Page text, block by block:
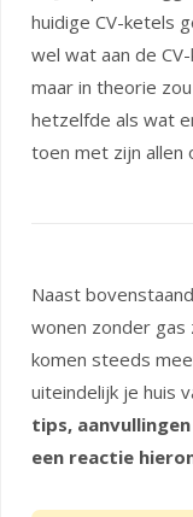
huidige CV-ketels
wel wat aan de
maar in theorie
hetzelfde als wat
toen met zijn allen
Naast
wonen zonder gas
komen steeds
uiteindelijk je huis
tips,
een reactie